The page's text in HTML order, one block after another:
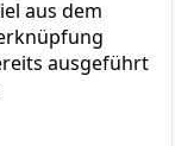
aus dem
ausgeführt